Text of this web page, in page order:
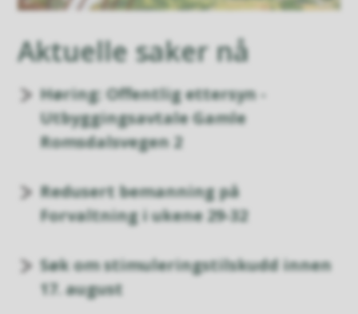
Aktuelle saker nå
Høring: Offentlig ettersyn -
Utbyggingsavtale Gamle
Romsdalsvegen 2
Redusert bemanning på
Forvaltning i ukene 29-32
Søk om stimuleringstilskudd innen
17. august